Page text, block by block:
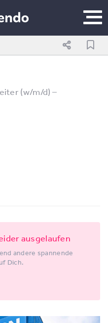
(w/m/d) –
ausgelaufen
andere spannende
Dich.